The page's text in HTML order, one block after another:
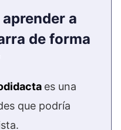
a
de forma
es una
que podría